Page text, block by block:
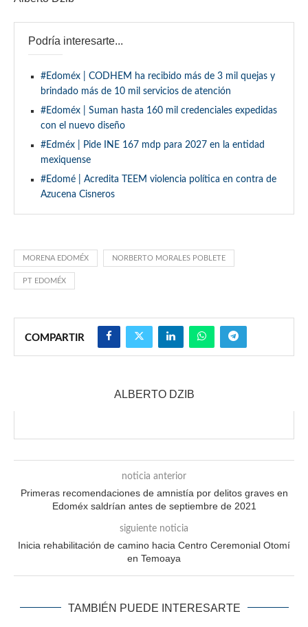
Podría interesarte...
#Edoméx | CODHEM ha recibido más de 3 mil quejas y
brindado más de 10 mil servicios de atención
#Edoméx | Suman hasta 160 mil credenciales expedidas
con el nuevo diseño
#Edméx | Pide INE 167 mdp para 2027 en la entidad
mexiquense
#Edomé | Acredita TEEM violencia política en contra de
Azucena Cisneros
MORENA EDOMÉX NORBERTO MORALES POBLETE
PT EDOMÉX
COMPARTIR
ALBERTO DZIB
noticia anterior
Primeras recomendaciones de amnistía por delitos graves en
Edoméx saldrían antes de septiembre de 2021
siguiente noticia
Inicia rehabilitación de camino hacia Centro Ceremonial Otomí
en Temoaya
TAMBIÉN PUEDE INTERESARTE